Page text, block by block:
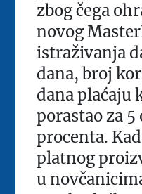
zbog čega
novog
istraživanja
dana, broj
dana plaćaju
porastao za 5
procenta.
platnog
u